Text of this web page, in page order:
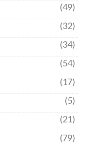
(49)
(32)
(34)
(54)
(17)
(5)
(21)
(79)